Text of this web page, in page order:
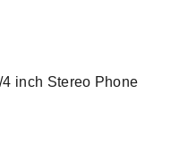
inch Stereo Phone